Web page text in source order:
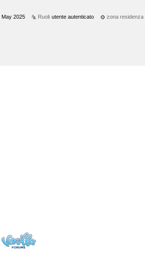
May 2025 Ruoli utente autenticato zona residenza